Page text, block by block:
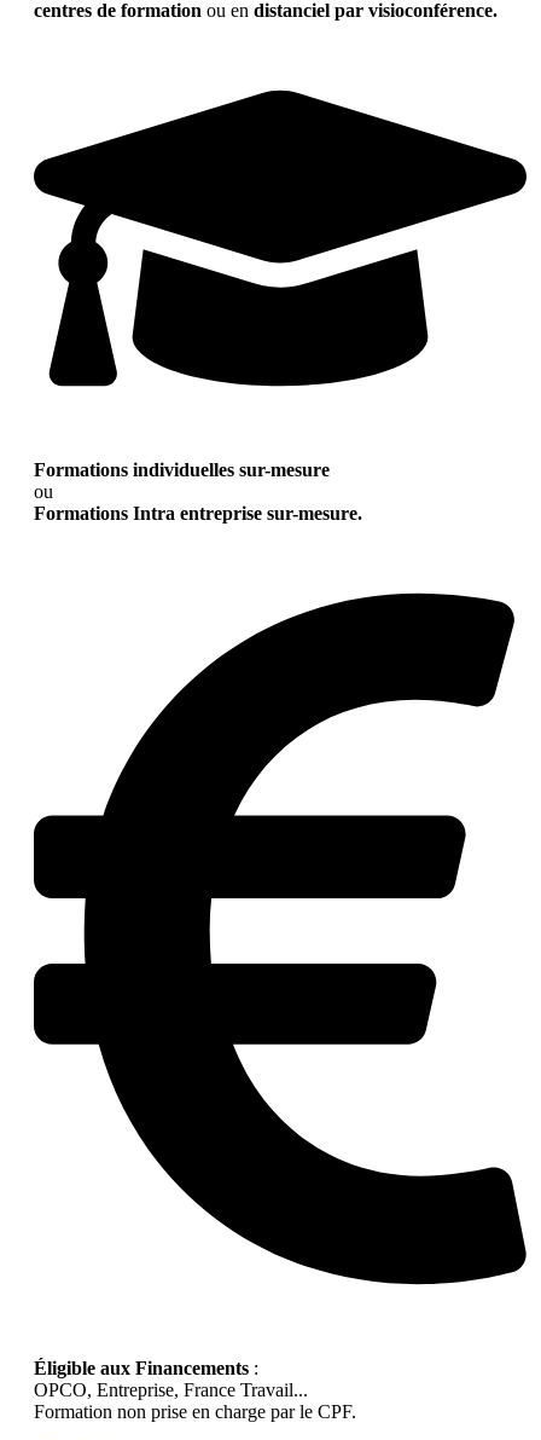
centres de formation ou en distanciel par visioconférence.
Formations individuelles sur-mesure
ou
Formations Intra entreprise sur-mesure.
Éligible aux Financements :
OPCO, Entreprise, France Travail...
Formation non prise en charge par le CPF.